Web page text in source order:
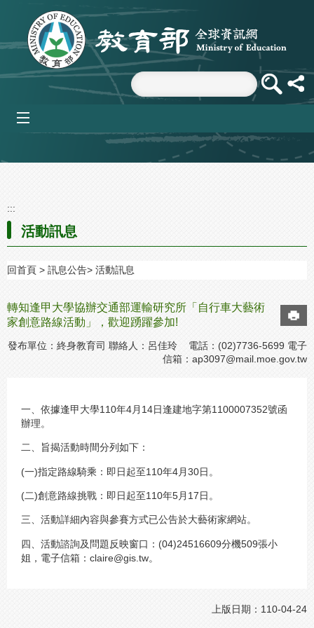
跳到主要內容區塊
:::
活動訊息
回首頁 訊息公告 活動訊息
轉知逢甲大學協辦交通部運輸研究所「自行車大藝術
家創意路線活動」，歡迎踴躍參加!
發布單位：終身教育司 聯絡人：呂佳玲 電話：(02)7736-5699 電子
信箱： ap3097@mail.moe.gov.tw
一、依據逢甲大學110年4月14日逢建地字第1100007352號函
辦理。
二、旨揭活動時間分列如下：
(一)指定路線騎乘：即日起至110年4月30日。
(二)創意路線挑戰：即日起至110年5月17日。
三、活動詳細內容與參賽方式已公告於大藝術家網站。
四、活動諮詢及問題反映窗口：(04)24516609分機509張小
姐，電子信箱：claire@gis.tw。
上版日期：110-04-24